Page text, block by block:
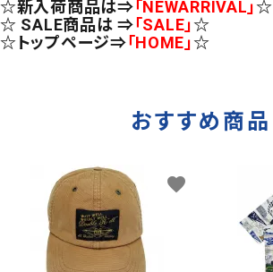
☆新入荷商品は⇒「NEWARRIVAL」☆
☆ SALE商品は ⇒「SALE」☆
☆トップページ⇒「HOME」☆
おすすめ商品
favorite